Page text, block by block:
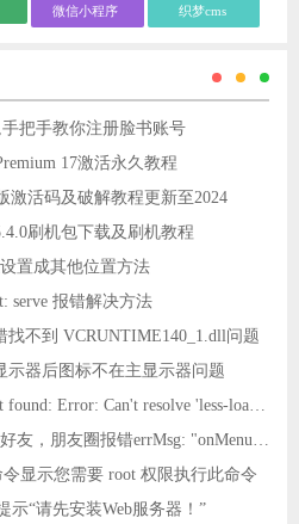
微信小程序 织梦cms
把手教你注册脸书账号
17激活永久教程
激活码及破解教程更新至2024
刷机包下载及刷机教程
置成其他位置方法
serve 报错解决方法
找不到 VCRUNTIME140_1.dll问题
示器后图标不在主显示器问题
解决Vue报错Module not found: Error: Can't resolve 'less-loader' in 'C:\Users\Hm\Desktop\vue\vue_shop'问题
解决微信公众号分享给好友，朋友圈报错errMsg: "onMenuShareAppMessage:fail, the permission value is offline verifying"
令显示您需要 root 权限执行此命令
示“请先安装Web服务器！”